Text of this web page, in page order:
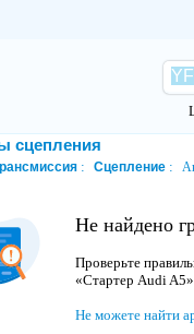
сцепления
Сцепление
Не найдено
Проверьте
«Стартер Audi
Не можете найти